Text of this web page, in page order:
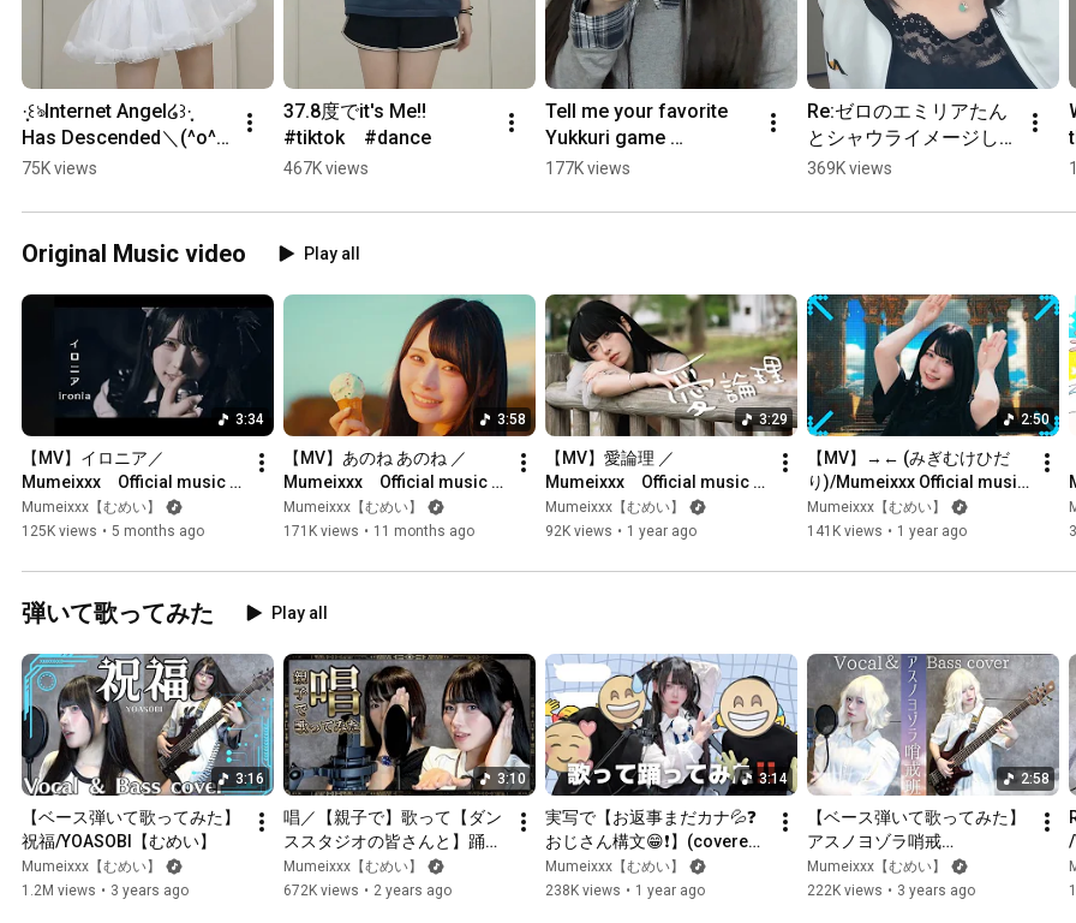
全部もう期限切れなんだよ
別に欲しかった訳じゃない　選んでもないのに
はき違えた等価交換　天秤にかけて
その自信どこ製？
黙ればいいですか。
君はこんな場所でall right？
照る未来語るほど痛む　独り取り残されていく
群がる街のせいにして
釣り合わない言葉も　ズレた世界も
抱えたまま歩ける人でありたいな
あぁそんな事　思うわけないよ
Tell me why, tell me why it all feels unfair
論外、冗談じゃない
ねぇ、その口誰のため？
曖昧　言えない　察し　言いそうで　今日も笑ってあげんだよ
全部もう期限切れなんだよ
#むめい
#Mumeixxx#イロニア ＃新曲
■2025/9/3 Mumeixxx 4thシングル「あのね あのね」
配信リンク： https://Mumeixxx.lnk.to/anoneanoneID
MV： https://youtu.be/yBCTSdEfnEY
■2025/5/28 Mumeixxx 3rdシングル「愛論理」
配信リンク：https://Mumeixxx.lnk.to/Aironri
·̩͙꒰ঌInternet Angel໒꒱·̩͙
Has Descended＼(^o^)
／ #tiktok #dance
75K views
37.8度でit's Me‼️
#tiktok　#dance
467K views
Tell me your favorite
Yukkuri game
streamers! 🧹⛩️#tiktok
177K views
Re:ゼロのエミリアたん
とシャウライメージし
たコーデ❄️🦂#tiktok
369K views
Original Music video Play all
3:34
【MV】イロニア／
Mumeixxx　Official music
video
Mumeixxx【むめい】
125K views • 5 months ago
3:58
【MV】あのね あのね ／
Mumeixxx　Official music
video
Mumeixxx【むめい】
171K views • 11 months ago
3:29
【MV】愛論理 ／
Mumeixxx　Official music
video
Mumeixxx【むめい】
92K views • 1 year ago
2:50
【MV】→← (みぎむけひだ
り)/Mumeixxx Official music
video
Mumeixxx【むめい】
141K views • 1 year ago
弾いて歌ってみた Play all
3:16
【ベース弾いて歌ってみた】
祝福/YOASOBI【むめい】
Mumeixxx【むめい】
1.2M views • 3 years ago
3:10
唱／【親子で】歌って【ダン
ススタジオの皆さんと】踊っ
てみた USJ (ゾンビ・デ・ダ
ンス)
Mumeixxx【むめい】
672K views • 2 years ago
3:14
実写で【お返事まだカナ💦❓
おじさん構文😁❗️】(covered
by むめい)
Mumeixxx【むめい】
238K views • 1 year ago
2:58
【ベース弾いて歌ってみた】
アスノヨゾラ哨戒
班/Orangestar【むめい】
Mumeixxx【むめい】
222K views • 3 years ago